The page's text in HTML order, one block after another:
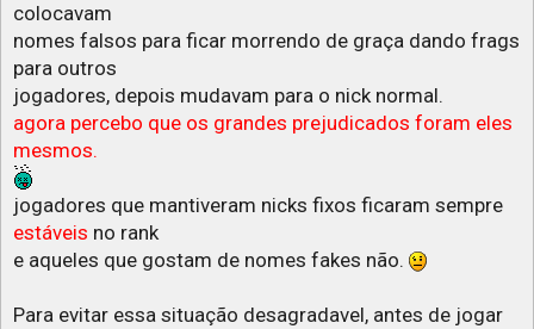
colocavam
nomes falsos para ficar morrendo de graça dando frags
para outros
jogadores, depois mudavam para o nick normal.
agora percebo que os grandes prejudicados foram eles
mesmos.
jogadores que mantiveram nicks fixos ficaram sempre
estáveis no rank
e aqueles que gostam de nomes fakes não.
Para evitar essa situação desagradavel, antes de jogar